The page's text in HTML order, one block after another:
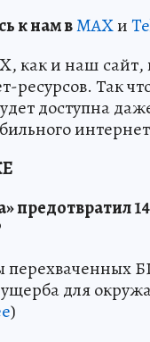
к нам вMAXи
как и наш сайт,
ресурсов. Так
доступна
предотвратил
перехваченных
для
)